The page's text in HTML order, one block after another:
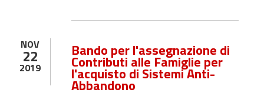
NOV
22
2019
Bando per l'assegnazione di
Contributi alle Famiglie per
l'acquisto di Sistemi Anti-
Abbandono